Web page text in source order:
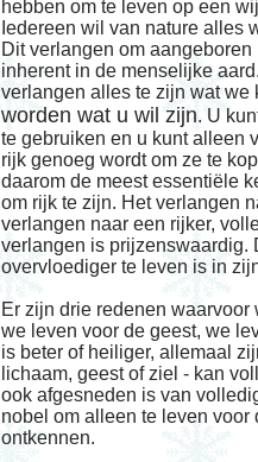
hebben om te leven op een
Iedereen wil van nature alles
Dit verlangen om
inherent in de menselijke
verlangen alles te zijn wat
worden wat u wil zijn. U
te gebruiken en u kunt alleen
rijk genoeg wordt om ze te
daarom de meest essentiële
om rijk te zijn. Het verlangen
verlangen naar een rijker,
verlangen is prijzenswaardig.
overvloediger te leven is in
Er zijn drie redenen
we leven voor de geest, we
is beter of heiliger, allemaal
lichaam, geest of ziel - kan
ook afgesneden is van
nobel om alleen te leven voor
ontkennen.